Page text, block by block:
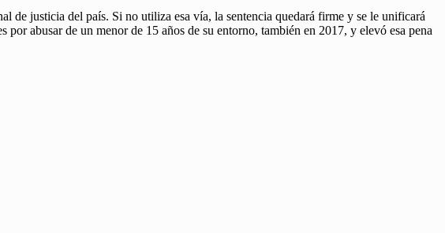
de justicia del país. Si no utiliza esa vía, la sentencia quedará firme y se le unificará
abusar de un menor de 15 años de su entorno, también en 2017, y elevó esa pena